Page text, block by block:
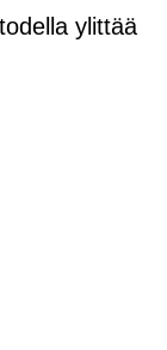
ylittää